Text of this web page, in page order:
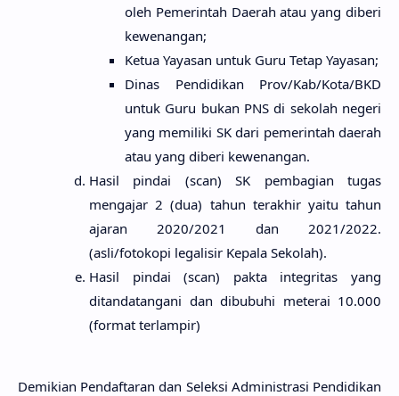
oleh Pemerintah Daerah atau yang diberi
kewenangan;
Ketua Yayasan untuk Guru Tetap Yayasan;
Dinas Pendidikan Prov/Kab/Kota/BKD
untuk Guru bukan PNS di sekolah negeri
yang memiliki SK dari pemerintah daerah
atau yang diberi kewenangan.
Hasil pindai (scan) SK pembagian tugas
mengajar 2 (dua) tahun terakhir yaitu tahun
ajaran 2020/2021 dan 2021/2022.
(asli/fotokopi legalisir Kepala Sekolah).
Hasil pindai (scan) pakta integritas yang
ditandatangani dan dibubuhi meterai 10.000
(format terlampir)
Demikian Pendaftaran dan Seleksi Administrasi Pendidikan